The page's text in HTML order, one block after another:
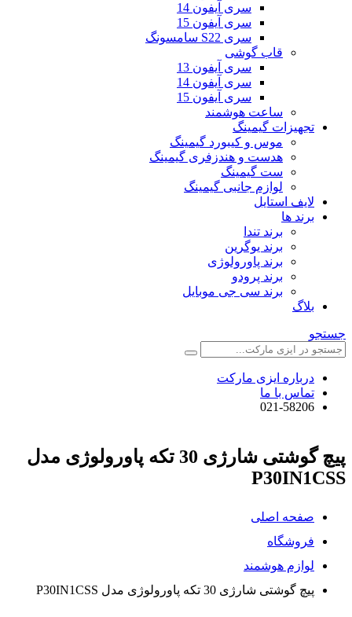
سری آیفون 14
سری آیفون 15
سری S22 سامسونگ
قاب گوشی
سری آیفون 13
سری آیفون 14
سری آیفون 15
ساعت هوشمند
تجهیزات گیمینگ
موس و کیبورد گیمینگ
هدست و هندزفری گیمینگ
ست گیمینگ
لوازم جانبی گیمینگ
لایف استایل
برند ها
برند تندا
برند یوگرین
برند پاورولوژی
برند پرودو
برند سی جی موبایل
بلاگ
جستجو
درباره ایزی مارکت
تماس با ما
021-58206
پیچ گوشتی شارژی 30 تکه پاورولوژی مدل
P30IN1CSS
صفحه اصلی
فروشگاه
لوازم هوشمند
پیچ گوشتی شارژی 30 تکه پاورولوژی مدل P30IN1CSS